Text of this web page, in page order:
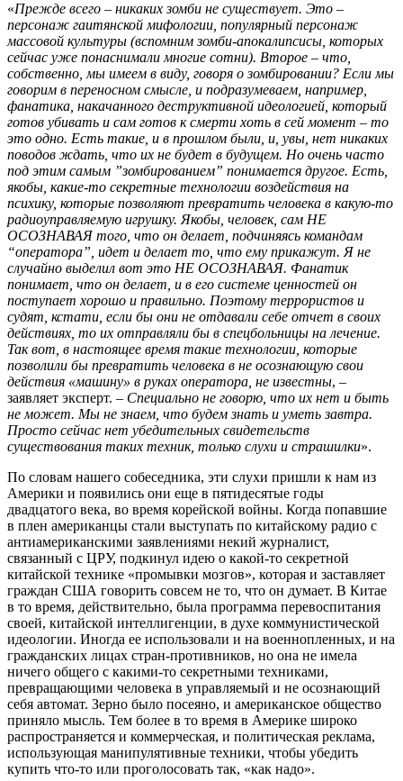
«Прежде всего – никаких зомби не существует. Это –
персонаж гаитянской мифологии, популярный персонаж
массовой культуры (вспомним зомби-апокалипсисы, которых
сейчас уже понаснимали многие сотни). Второе – что,
собственно, мы имеем в виду, говоря о зомбировании? Если мы
говорим в переносном смысле, и подразумеваем, например,
фанатика, накачанного деструктивной идеологией, который
готов убивать и сам готов к смерти хоть в сей момент – то
это одно. Есть такие, и в прошлом были, и, увы, нет никаких
поводов ждать, что их не будет в будущем. Но очень часто
под этим самым ”зомбированием” понимается другое. Есть,
якобы, какие-то секретные технологии воздействия на
психику, которые позволяют превратить человека в какую-то
радиоуправляемую игрушку. Якобы, человек, сам НЕ
ОСОЗНАВАЯ того, что он делает, подчиняясь командам
“оператора”, идет и делает то, что ему прикажут. Я не
случайно выделил вот это НЕ ОСОЗНАВАЯ. Фанатик
понимает, что он делает, и в его системе ценностей он
поступает хорошо и правильно. Поэтому террористов и
судят, кстати, если бы они не отдавали себе отчет в своих
действиях, то их отправляли бы в спецбольницы на лечение.
Так вот, в настоящее время такие технологии, которые
позволили бы превратить человека в не осознающую свои
действия «машину» в руках оператора, не известны, –
заявляет эксперт. – Специально не говорю, что их нет и быть
не может. Мы не знаем, что будем знать и уметь завтра.
Просто сейчас нет убедительных свидетельств
существования таких техник, только слухи и страшилки».
По словам нашего собеседника, эти слухи пришли к нам из
Америки и появились они еще в пятидесятые годы
двадцатого века, во время корейской войны. Когда попавшие
в плен американцы стали выступать по китайскому радио с
антиамериканскими заявлениями некий журналист,
связанный с ЦРУ, подкинул идею о какой-то секретной
китайской технике «промывки мозгов», которая и заставляет
граждан США говорить совсем не то, что он думает. В Китае
в то время, действительно, была программа перевоспитания
своей, китайской интеллигенции, в духе коммунистической
идеологии. Иногда ее использовали и на военнопленных, и на
гражданских лицах стран-противников, но она не имела
ничего общего с какими-то секретными техниками,
превращающими человека в управляемый и не осознающий
себя автомат. Зерно было посеяно, и американское общество
приняло мысль. Тем более в то время в Америке широко
распространяется и коммерческая, и политическая реклама,
использующая манипулятивные техники, чтобы убедить
купить что-то или проголосовать так, «как надо».